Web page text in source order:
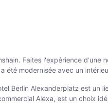
Faites l'expérience d'une
été modernisée avec un
Berlin Alexanderplatz est un
Alexa, est un choix